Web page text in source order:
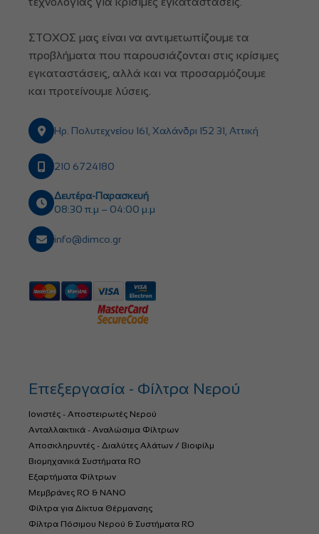
ΣΤΟΧΟΣ μας είναι να αντιμετωπίζουμε τα
προβλήματα που παρουσιάζονται στις κρίσιμες
εγκαταστάσεις, αλλά και να προσαρμόζουμε
και προτείνουμε λύσεις.
Ηρ. Πολυτεχνείου 161, Χαλάνδρι 152 31, Αττική
210 6724180
Δευτέρα-Παρασκευή
08:30 π.μ – 04:00 μ.μ
info@dimco.gr
Επεξεργασία - Φίλτρα Νερού
Ιονιστές - Αποστειρωτές Νερού
Ανταλλακτικά - Αναλώσιμα Φίλτρων
Αποσκληρυντές - Διαλύτες Αλάτων / Βιοφίλμ
Βιομηχανικά Συστήματα RO
Εξαρτήματα Φίλτρων
Μεμβράνες RO & NANO
Φίλτρα για Δίκτυα Θέρμανσης
Φίλτρα Πόσιμου Νερού & Συστήματα RO